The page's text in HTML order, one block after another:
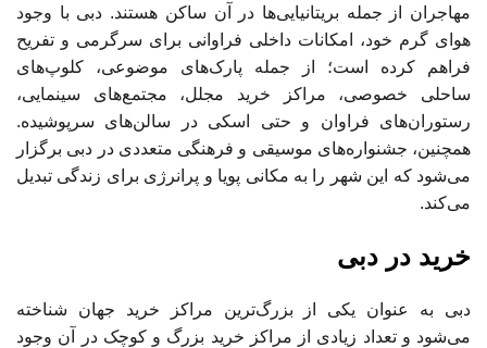
مهاجران از جمله بریتانیایی‌ها در آن ساکن هستند. دبی با وجود
هوای گرم خود، امکانات داخلی فراوانی برای سرگرمی و تفریح
فراهم کرده است؛ از جمله پارک‌های موضوعی، کلوپ‌های
ساحلی خصوصی، مراکز خرید مجلل، مجتمع‌های سینمایی،
رستوران‌های فراوان و حتی اسکی در سالن‌های سرپوشیده.
همچنین، جشنواره‌های موسیقی و فرهنگی متعددی در دبی برگزار
می‌شود که این شهر را به مکانی پویا و پرانرژی برای زندگی تبدیل
می‌کند.
خرید در دبی
دبی به عنوان یکی از بزرگ‌ترین مراکز خرید جهان شناخته
می‌شود و تعداد زیادی از مراکز خرید بزرگ و کوچک در آن وجود